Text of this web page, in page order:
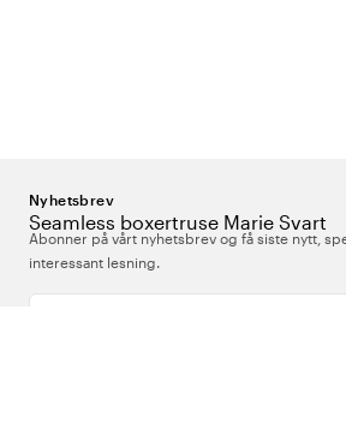
Seamless boxertruse Marie Svart
Nyhetsbrev
Abonner på vårt nyhetsbrev og få siste nytt,
interessant lesning.
Skriv inn din e-postadresse